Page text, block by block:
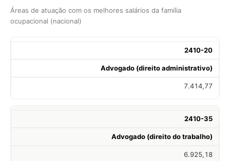
Áreas de atuação com os melhores salários da família
ocupacional (nacional)
2410-20
Advogado (direito administrativo)
7.414,77
2410-35
Advogado (direito do trabalho)
6.925,18